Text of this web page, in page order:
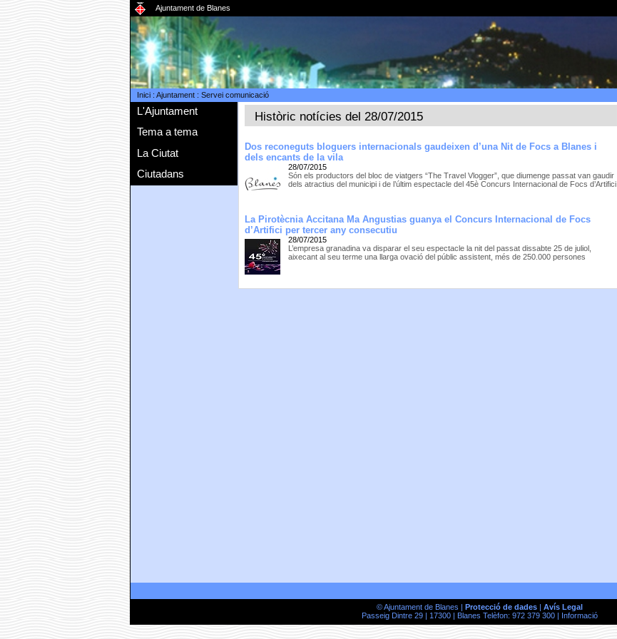
Ajuntament de Blanes
Inici: Ajuntament: Servei comunicació
L'Ajuntament
Tema a tema
La Ciutat
Ciutadans
Històric notícies del 28/07/2015
Dos reconeguts bloguers internacionals gaudeixen d’una Nit de Focs a Blanes i
dels encants de la vila
28/07/2015
Són els productors del bloc de viatgers “The Travel Vlogger”, que diumenge passat van gaudir
dels atractius del municipi i de l’últim espectacle del 45è Concurs Internacional de Focs d’Artifici
La Pirotècnia Accitana Ma Angustias guanya el Concurs Internacional de Focs
d’Artifici per tercer any consecutiu
28/07/2015
L’empresa granadina va disparar el seu espectacle la nit del passat dissabte 25 de juliol,
aixecant al seu terme una llarga ovació del públic assistent, més de 250.000 persones
© Ajuntament de Blanes | Protecció de dades| Avís Legal
Passeig Dintre 29 | 17300 | Blanes Telèfon: 972 379 300 |
Informació